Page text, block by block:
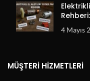
4 Mayıs
MÜŞTERI HIZMETLERI